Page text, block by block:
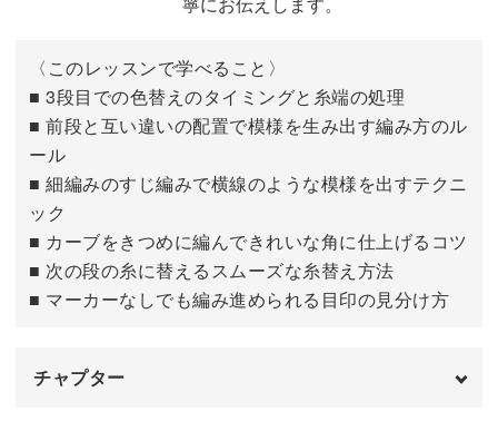
交差模様やすじ編みなど、模様編みにも挑戦できる作品た
ち。
初心者さんも編みやすく、できた模様に達成感もたっぷり
ます。
〈このレッスンで学べること〉
■ 3段目での色替えのタイミングと糸端の処理
■ 前段と互い違いの配置で模様を生み出す編み方のル
ール
■ 細編みのすじ編みで横線のような模様を出すテクニ
ック
■ カーブをきつめに編んできれいな角に仕上げるコツ
■ 次の段の糸に替えるスムーズな糸替え方法
■ マーカーなしでも編み進められる目印の見分け方
チャプター